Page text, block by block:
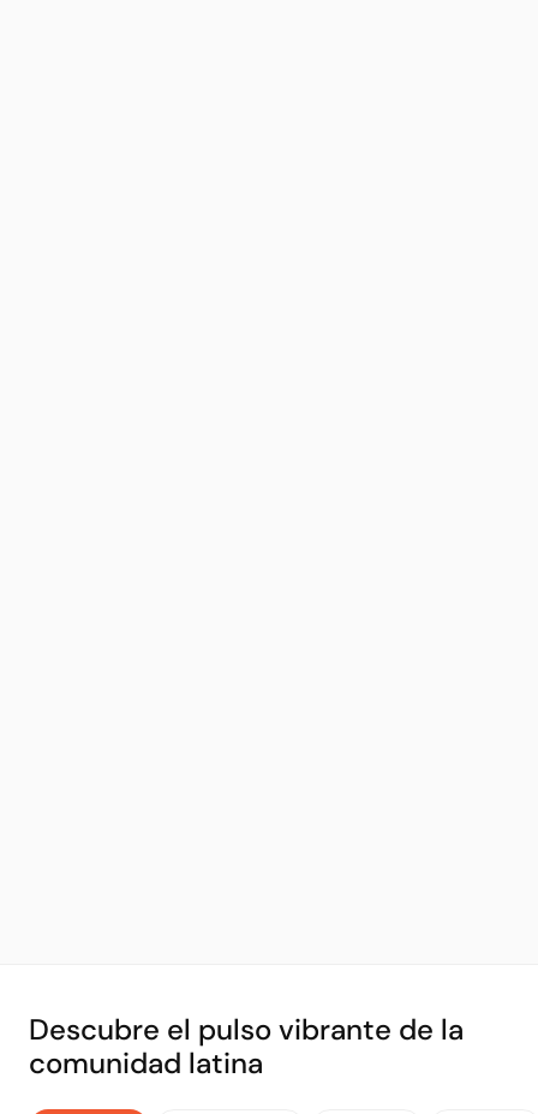
Descubre el pulso vibrante de la
comunidad latina